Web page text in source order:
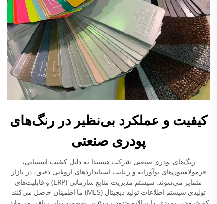
کیفیت و عملکرد بی‌نظیر در رنگ‌های
پودری صنعتی
رنگ‌های پودری صنعتی شرکت هسیندا به دلیل کیفیت استثنایی،
فرمولاسیون‌های نوآورانه و رعایت استانداردهای اروپایی دقیق، در بازار
متمایز می‌شوند. سیستم مدیریت منابع سازمانی (ERP) و قابلیت‌های
تولیدی سیستم اطلاعات تولید دیجیتال (MES) ما اطمینان حاصل می‌کنند